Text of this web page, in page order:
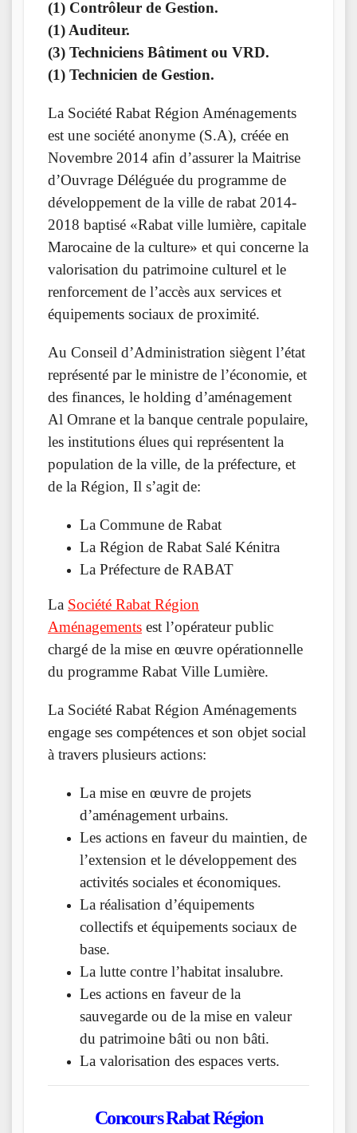
(1) Contrôleur de Gestion.
(1) Auditeur.
(3) Techniciens Bâtiment ou VRD.
(1) Technicien de Gestion.
La Société Rabat Région Aménagements
est une société anonyme (S.A), créée en
Novembre 2014 afin d’assurer la Maitrise
d’Ouvrage Déléguée du programme de
développement de la ville de rabat 2014-
2018 baptisé «Rabat ville lumière, capitale
Marocaine de la culture» et qui concerne la
valorisation du patrimoine culturel et le
renforcement de l’accès aux services et
équipements sociaux de proximité.
Au Conseil d’Administration siègent l’état
représenté par le ministre de l’économie, et
des finances, le holding d’aménagement
Al Omrane et la banque centrale populaire,
les institutions élues qui représentent la
population de la ville, de la préfecture, et
de la Région, Il s’agit de:
La Commune de Rabat
La Région de Rabat Salé Kénitra
La Préfecture de RABAT
La Société Rabat Région
Aménagements est l’opérateur public
chargé de la mise en œuvre opérationnelle
du programme Rabat Ville Lumière.
La Société Rabat Région Aménagements
engage ses compétences et son objet social
à travers plusieurs actions:
La mise en œuvre de projets
d’aménagement urbains.
Les actions en faveur du maintien, de
l’extension et le développement des
activités sociales et économiques.
La réalisation d’équipements
collectifs et équipements sociaux de
base.
La lutte contre l’habitat insalubre.
Les actions en faveur de la
sauvegarde ou de la mise en valeur
du patrimoine bâti ou non bâti.
La valorisation des espaces verts.
Concours Rabat Région